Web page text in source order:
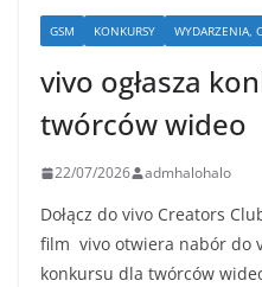
GSM KONKURSY WYDARZENIA,
vivo ogłasza
twórców wideo
22/07/2026 admhalohalo
Dołącz do vivo Creators
film vivo otwiera nabór do
konkursu dla twórców